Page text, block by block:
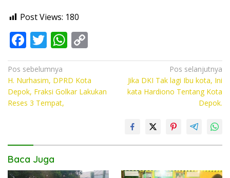
Post Views: 180
F
ac
e
b
o
T
w
itt
er
W
h
at
s
o
y
Navigasi
pos
Pos sebelumnya
H. Nurhasim, DPRD Kota
Depok, Fraksi Golkar Lakukan
Reses 3 Tempat,
Pos selanjutnya
Jika DKI Tak lagi Ibu kota, Ini
kata Hardiono Tentang Kota
Depok.
Baca Juga